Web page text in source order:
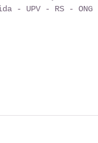
- UPV - RS - ONG